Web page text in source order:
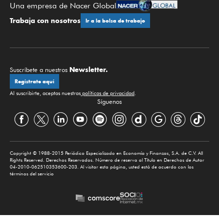
Una empresa de Nacer Global
Trabaja con nosotros Ir a la bolsa de trabajo
Suscríbete a nuestros Newsletter.
Regístrate aquí
Al suscribirte, aceptas nuestras políticas de privacidad.
Síguenos
Copyright © 1988-2015 Periódico Especializado en Economía y Finanzas, S.A. de C.V. All
Rights Reserved. Derechos Reservados. Número de reserva al Título en Derechos de Autor
04-2010-062510353600-203. Al visitar esta página, usted está de acuerdo con los
términos del servicio